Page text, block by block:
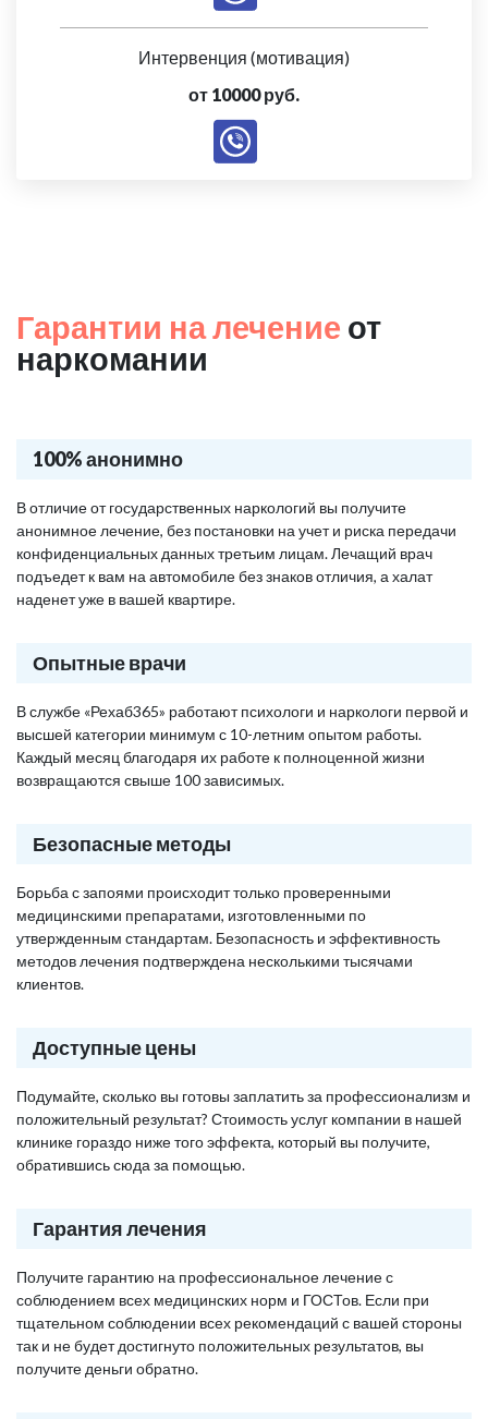
Интервенция (мотивация)
от 10000 руб.
Гарантии на лечение от
наркомании
100% анонимно
В отличие от государственных наркологий вы получите
анонимное лечение, без постановки на учет и риска передачи
конфиденциальных данных третьим лицам. Лечащий врач
подъедет к вам на автомобиле без знаков отличия, а халат
наденет уже в вашей квартире.
Опытные врачи
В службе «Рехаб365» работают психологи и наркологи первой и
высшей категории минимум с 10-летним опытом работы.
Каждый месяц благодаря их работе к полноценной жизни
возвращаются свыше 100 зависимых.
Безопасные методы
Борьба с запоями происходит только проверенными
медицинскими препаратами, изготовленными по
утвержденным стандартам. Безопасность и эффективность
методов лечения подтверждена несколькими тысячами
клиентов.
Доступные цены
Подумайте, сколько вы готовы заплатить за профессионализм и
положительный результат? Стоимость услуг компании в нашей
клинике гораздо ниже того эффекта, который вы получите,
обратившись сюда за помощью.
Гарантия лечения
Получите гарантию на профессиональное лечение с
соблюдением всех медицинских норм и ГОСТов. Если при
тщательном соблюдении всех рекомендаций с вашей стороны
так и не будет достигнуто положительных результатов, вы
получите деньги обратно.